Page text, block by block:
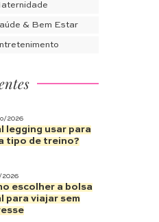
& Bem Estar
2026
legging usar para
tipo de treino?
2026
escolher a bolsa
para viajar sem